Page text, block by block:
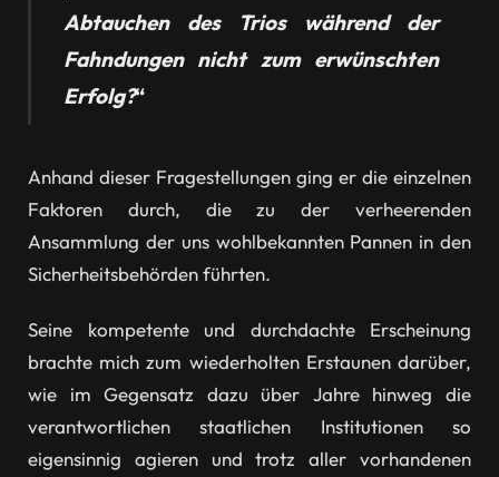
Abtauchen des Trios während der
Fahndungen nicht zum erwünschten
Erfolg?“
Anhand dieser Fragestellungen ging er die einzelnen
Faktoren durch, die zu der verheerenden
Ansammlung der uns wohlbekannten Pannen in den
Sicherheitsbehörden führten.
Seine kompetente und durchdachte Erscheinung
brachte mich zum wiederholten Erstaunen darüber,
wie im Gegensatz dazu über Jahre hinweg die
verantwortlichen staatlichen Institutionen so
eigensinnig agieren und trotz aller vorhandenen